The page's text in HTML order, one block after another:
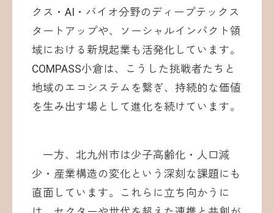
クス・AI・バイオ分野のディープテックス
タートアップや、ソーシャルインパクト領
域における新規起業も活発化しています。
COMPASS小倉は、こうした挑戦者たちと
地域のエコシステムを繋ぎ、持続的な価値
を生み出す場として進化を続けています。
一方、北九州市は少子高齢化・人口減
少・産業構造の変化という深刻な課題にも
直面しています。これらに立ち向かうに